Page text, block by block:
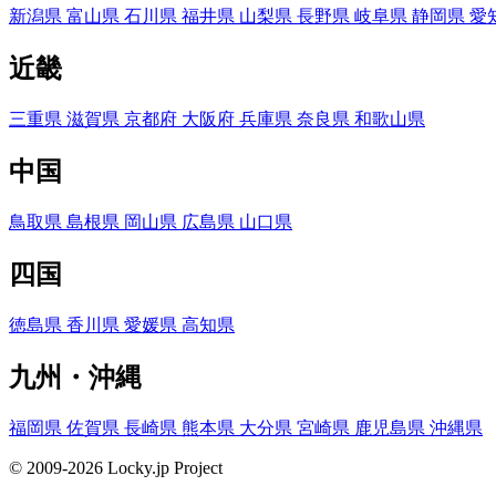
新潟県 富山県 石川県 福井県 山梨県 長野県 岐阜県 静岡県 愛
近畿
三重県 滋賀県 京都府 大阪府 兵庫県 奈良県 和歌山県
中国
鳥取県 島根県 岡山県 広島県 山口県
四国
徳島県 香川県 愛媛県 高知県
九州・沖縄
福岡県 佐賀県 長崎県 熊本県 大分県 宮崎県 鹿児島県 沖縄県
© 2009-2026 Locky.jp Project